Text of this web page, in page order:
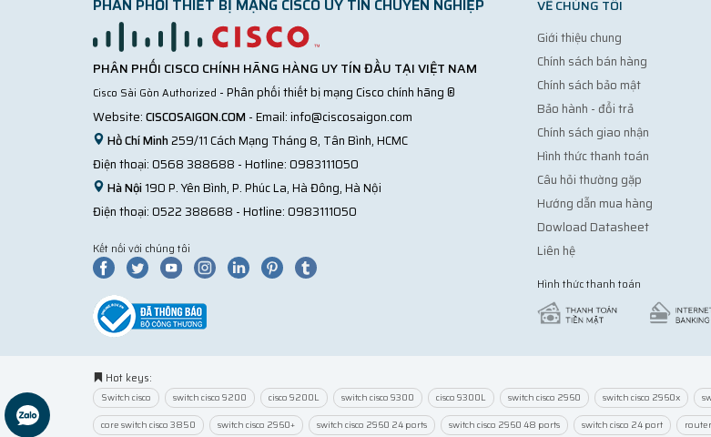
PHÂN PHỐI THIẾT BỊ MẠNG CISCO UY TÍN CHUYÊN NGHIỆP
PHÂN PHỐI CISCO CHÍNH HÃNG HÀNG UY TÍN ĐẦU TẠI VIỆT NAM
Cisco Sài Gòn Authorized - Phân phối thiết bị mạng Cisco chính hãng ®
Website:CISCOSAIGON.COM - Email:info@ciscosaigon.com
Hồ Chí Minh259/11 Cách Mạng Tháng 8, Tân Bình, HCMC
Điện thoại:0568 388688 - Hotline:0983111050
Hà Nội190 P. Yên Bình, P. Phúc La, Hà Đông, Hà Nội
Điện thoại:0522 388688 - Hotline:0983111050
Kết nối với chúng tôi
VỀ CHÚNG TÔI
Giới thiệu chung
Chính sách bán hàng
Chính sách bảo mật
Bảo hành - đổi trả
Chính sách giao nhận
Hình thức thanh toán
Câu hỏi thường gặp
Hướng dẫn mua hàng
Dowload Datasheet
Liên hệ
Hình thức thanh toán
Hot keys:
Switch cisco switch cisco 9200 cisco 9200L switch cisco 9300 cisco 9300L switch cisco 2960 switch cisco 2960x
core switch cisco 3850
switch cisco 2960+ switch cisco 2960 24 ports switch cisco 2960 48 ports switch cisco 24 port